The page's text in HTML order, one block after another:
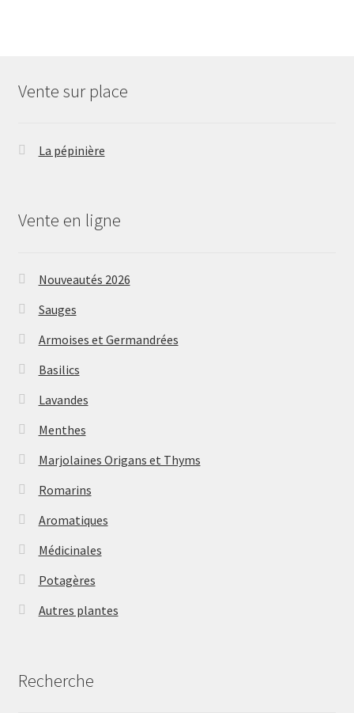
Vente sur place
La pépinière
Vente en ligne
Nouveautés 2026
Sauges
Armoises et Germandrées
Basilics
Lavandes
Menthes
Marjolaines Origans et Thyms
Romarins
Aromatiques
Médicinales
Potagères
Autres plantes
Recherche